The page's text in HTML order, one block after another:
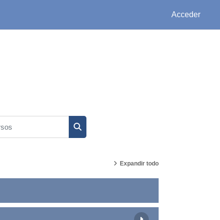
Acceder
Expandir todo